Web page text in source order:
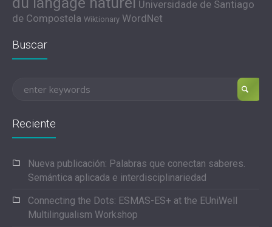
Universidade de Santiago
de Compostela Wiktionary WordNet
Buscar
Reciente
Nueva publicación: Palabras que conectan saberes.
Semántica aplicada e interdisciplinariedad
Connecting the Dots: ESMAS-ES+ at the EUniWell
Multilingualism Workshop